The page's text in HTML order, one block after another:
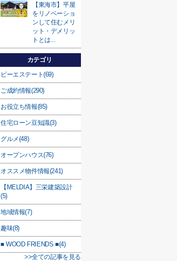
【東海市】平屋
をリノベーショ
ンして住むメリ
ット・デメリッ
トとは...
カテゴリ
ビーエステート(69)
ご成約情報(290)
お役立ち情報(85)
住宅ローン豆知識(3)
グルメ(48)
オープンハウス(76)
オススメ物件情報(241)
【MELDIA】三栄建築設計
(5)
地域情報(7)
趣味(8)
■ WOOD FRIENDS ■(4)
>>全ての記事を見る